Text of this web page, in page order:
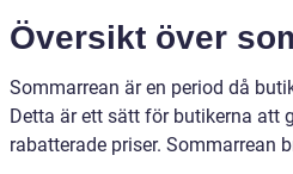
Översikt över
Sommarrean är en period då
Detta är ett sätt för butikerna att
rabatterade priser. Sommarrean